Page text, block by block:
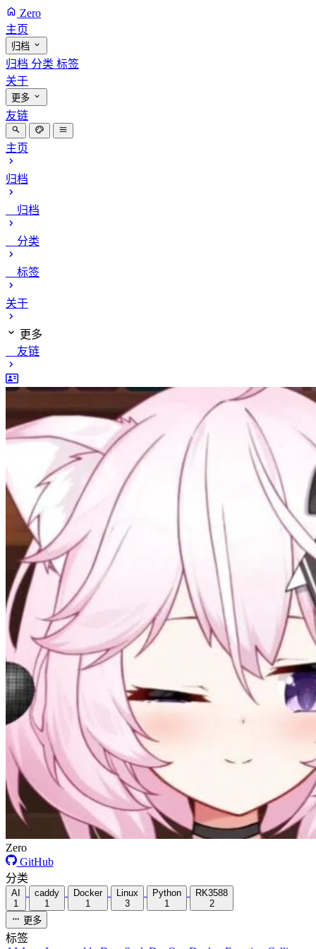
Zero
主页
归档
归档 分类 标签
关于
更多
友链
主页
归档
归档
分类
标签
关于
更多
友链
Zero
GitHub
分类
AI
1
caddy
1
Docker
1
Linux
3
Python
1
RK3588
2
更多
标签